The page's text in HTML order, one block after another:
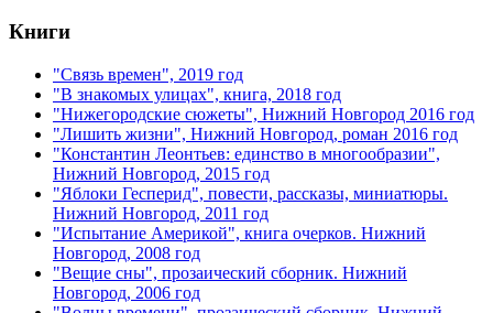
Книги
"Связь времен", 2019 год
"В знакомых улицах", книга, 2018 год
"Нижегородские сюжеты", Нижний Новгород 2016 год
"Лишить жизни", Нижний Новгород, роман 2016 год
"Константин Леонтьев: единство в многообразии",
Нижний Новгород, 2015 год
"Яблоки Гесперид", повести, рассказы, миниатюры.
Нижний Новгород, 2011 год
"Испытание Америкой", книга очерков. Нижний
Новгород, 2008 год
"Вещие сны", прозаический сборник. Нижний
Новгород, 2006 год